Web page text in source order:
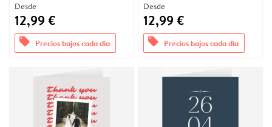
Desde
12,99 €
offers Precios bajos cada día
Desde
12,99 €
offers Precios bajos cada día